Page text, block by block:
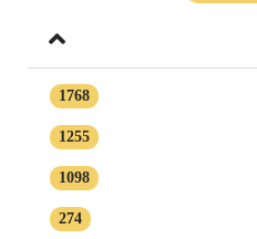
1768
1255
1098
274